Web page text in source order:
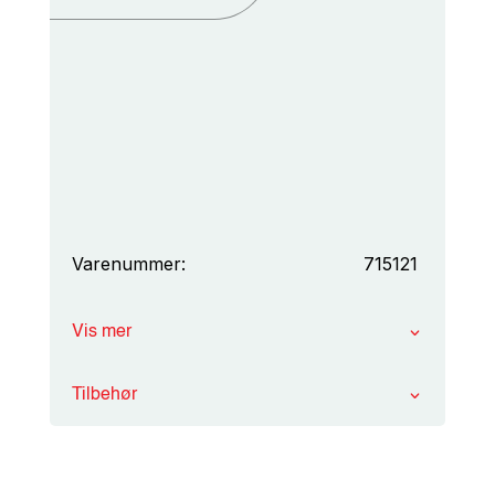
Varenummer: 715121
Vis mer
Tilbehør